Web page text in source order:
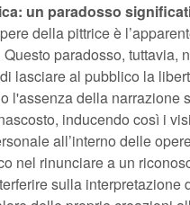
un paradosso
della pittrice è
paradosso, tuttavia,
lasciare al pubblico la
l'assenza della narrazione
inducendo così i
all’interno delle
nel rinunciare a un
sulla